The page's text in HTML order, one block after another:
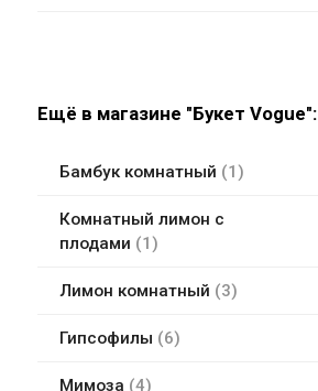
Ещё в магазине "Букет Vogue":
Бамбук комнатный 1
Комнатный лимон с
плодами
1
Лимон комнатный 3
Гипсофилы 6
Мимоза 4